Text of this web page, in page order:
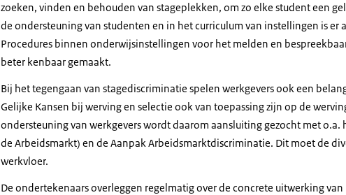
zoeken, vinden en behouden van stageplekken, om zo elke student een
de ondersteuning van studenten en in het curriculum van instellingen is er
Procedures binnen onderwijsinstellingen voor het melden en
beter kenbaar gemaakt.
Bij het tegengaan van stagediscriminatie spelen werkgevers ook een
Gelijke Kansen bij werving en selectie ook van toepassing zijn op de
ondersteuning van werkgevers wordt daarom aansluiting gezocht met o.a.
de Arbeidsmarkt) en de Aanpak Arbeidsmarktdiscriminatie. Dit moet de
werkvloer.
De ondertekenaars overleggen regelmatig over de concrete uitwerking